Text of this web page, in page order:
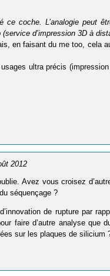
coche. L’analogie peut
d’impression 3D à
en faisant du me too, cela
ultra précis
2012
Avez vous croisez
séquençage ?
de rupture par
faire d’autre analyse que
sur les plaques de silicium